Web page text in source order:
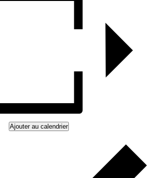
Ajouter au calendrier